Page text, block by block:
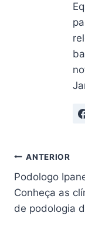
de
Post
ANTERIOR
Podologo
Conheça as
de podologia